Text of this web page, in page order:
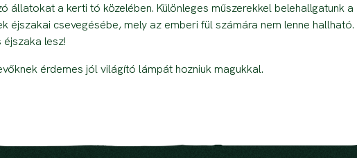
állatokat a kerti tó közelében. Különleges műszerekkel belehallgatunk a
éjszakai csevegésébe, mely az emberi fül számára nem lenne hallható.
éjszaka lesz!
érdemes jól világító lámpát hozniuk magukkal.